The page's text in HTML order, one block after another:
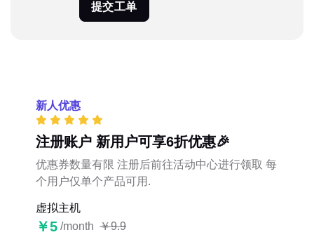
提交工单
新人优惠
注册账户 新用户可享6折优惠🎉
优惠券数量有限 注册后前往活动中心进行领取 每
个用户仅单个产品可用.
虚拟主机
￥5 /month ￥9.9